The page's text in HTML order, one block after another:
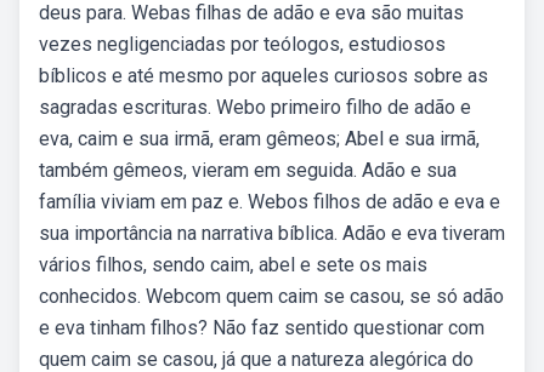
deus para. Webas filhas de adão e eva são muitas
vezes negligenciadas por teólogos, estudiosos
bíblicos e até mesmo por aqueles curiosos sobre as
sagradas escrituras. Webo primeiro filho de adão e
eva, caim e sua irmã, eram gêmeos; Abel e sua irmã,
também gêmeos, vieram em seguida. Adão e sua
família viviam em paz e. Webos filhos de adão e eva e
sua importância na narrativa bíblica. Adão e eva tiveram
vários filhos, sendo caim, abel e sete os mais
conhecidos. Webcom quem caim se casou, se só adão
e eva tinham filhos? Não faz sentido questionar com
quem caim se casou, já que a natureza alegórica do